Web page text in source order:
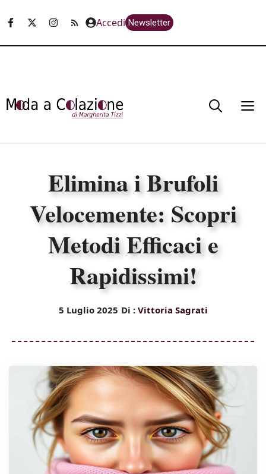
Accedi Newsletter
Elimina i Brufoli
Velocemente: Scopri
Metodi Efficaci e
Rapidissimi!
5 Luglio 2025 Di : Vittoria Sagrati